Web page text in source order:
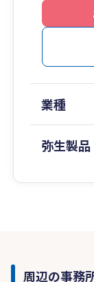
業種
弥生製品
周辺の事務